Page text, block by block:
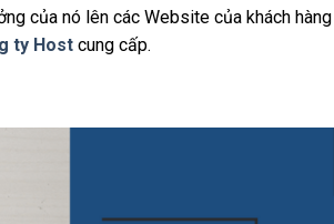
của nó lên các Website của khách hàng
ty Hostcung cấp.